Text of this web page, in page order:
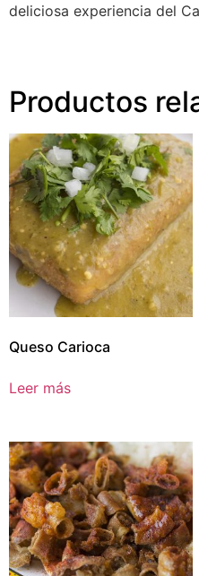
deliciosa experiencia del
Productos
Queso Carioca
Leer más